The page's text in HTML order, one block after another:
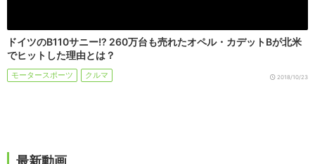
ドイツのB110サニー!? 260万台も売れたオペル・カデットBが北米
でヒットした理由とは？
モータースポーツ クルマ 2018/10/23
最新動画